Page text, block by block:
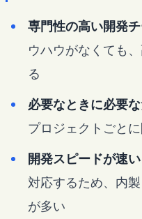
専門性の高い開発
ウハウがなくても
る
必要なときに必要
プロジェクトごと
開発スピードが速い
対応するため、内
が多い